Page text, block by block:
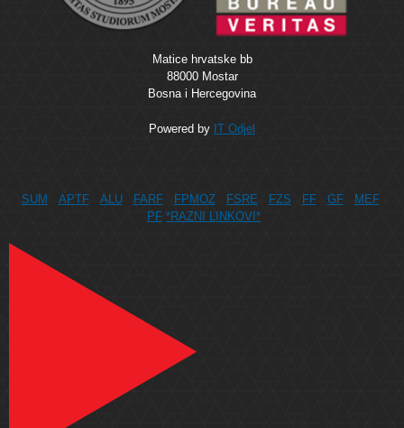
Matice hrvatske bb
88000 Mostar
Bosna i Hercegovina
Powered by IT Odjel
SUM APTF ALU FARF FPMOZ FSRE FZS FF GF
MEF
PF *RAZNI LINKOVI*